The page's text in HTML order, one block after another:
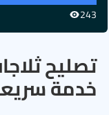
243
تصليح
خدمة